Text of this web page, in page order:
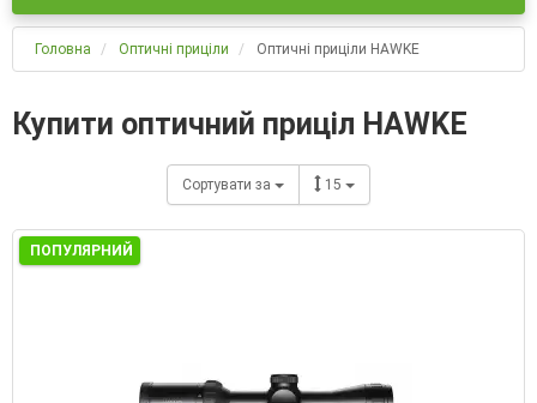
Головна Оптичні приціли Оптичні приціли HAWKE
Купити оптичний приціл HAWKE
Сортувати за 15
ПОПУЛЯРНИЙ